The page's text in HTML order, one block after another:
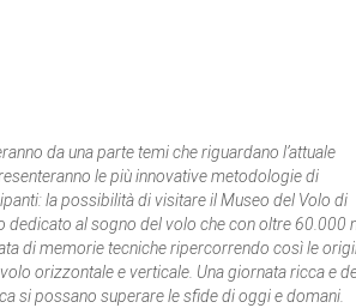
da una parte temi che riguardano l’attuale
le più innovative metodologie di
la possibilità di visitare il Museo del Volo di
dedicato al sogno del volo che con oltre 60.000
di memorie tecniche ripercorrendo così le
orizzontale e verticale. Una giornata ricca e
si possano superare le sfide di oggi e domani.